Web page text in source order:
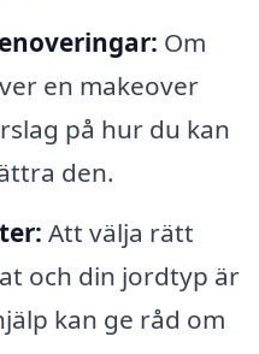
Om
en makeover
på hur du kan
den.
Att välja rätt
och din jordtyp är
kan ge råd om